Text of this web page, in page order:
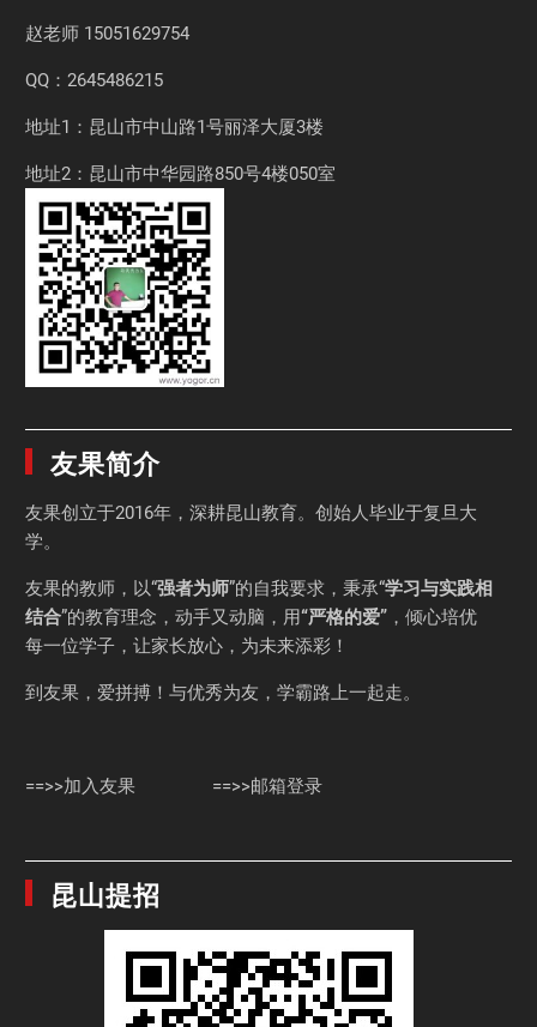
赵老师 15051629754
QQ：2645486215
地址1：昆山市中山路1号丽泽大厦3楼
地址2：昆山市中华园路850号4楼050室
友果简介
友果创立于2016年，深耕昆山教育。创始人毕业于复旦大
学。
友果的教师，以“强者为师”的自我要求，秉承“学习与实践相
结合”的教育理念，动手又动脑，用“严格的爱” ，倾心培优
每一位学子，让家长放心，为未来添彩！
到友果，爱拼搏！与优秀为友，学霸路上一起走。
==>>加入友果 ==>>邮箱登录
昆山提招